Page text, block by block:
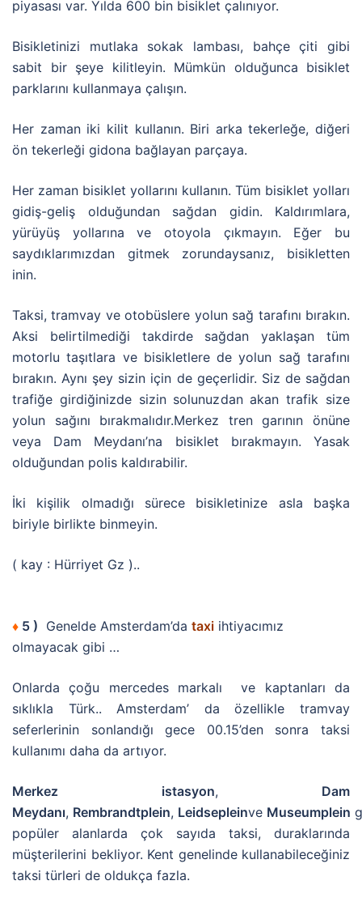
piyasası var. Yılda 600 bin bisiklet çalınıyor.
Bisikletinizi mutlaka sokak lambası, bahçe çiti gibi
sabit bir şeye kilitleyin. Mümkün olduğunca bisiklet
parklarını kullanmaya çalışın.
Her zaman iki kilit kullanın. Biri arka tekerleğe, diğeri
ön tekerleği gidona bağlayan parçaya.
Her zaman bisiklet yollarını kullanın. Tüm bisiklet yolları
gidiş-geliş olduğundan sağdan gidin. Kaldırımlara,
yürüyüş yollarına ve otoyola çıkmayın. Eğer bu
saydıklarımızdan gitmek zorundaysanız, bisikletten
inin.
Taksi, tramvay ve otobüslere yolun sağ tarafını bırakın.
Aksi belirtilmediği takdirde sağdan yaklaşan tüm
motorlu taşıtlara ve bisikletlere de yolun sağ tarafını
bırakın. Aynı şey sizin için de geçerlidir. Siz de sağdan
trafiğe girdiğinizde sizin solunuzdan akan trafik size
yolun sağını bırakmalıdır.Merkez tren garının önüne
veya Dam Meydanı’na bisiklet bırakmayın. Yasak
olduğundan polis kaldırabilir.
İki kişilik olmadığı sürece bisikletinize asla başka
biriyle birlikte binmeyin.
( kay : Hürriyet Gz )..
♦ 5 ) Genelde Amsterdam’da taxi ihtiyacımız
olmayacak gibi …
Onlarda çoğu mercedes markalı ve kaptanları da
sıklıkla Türk.. Amsterdam’ da özellikle tramvay
seferlerinin sonlandığı gece 00.15’den sonra taksi
kullanımı daha da artıyor.
Merkez istasyon, Dam
Meydanı, Rembrandtplein, Leidsepleinve Museumplein
popüler alanlarda çok sayıda taksi, duraklarında
müşterilerini bekliyor. Kent genelinde kullanabileceğiniz
taksi türleri de oldukça fazla.